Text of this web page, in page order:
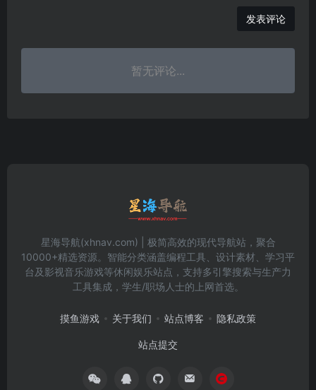
发表评论
暂无评论...
星海导航(xhnav.com) | 极简高效的现代导航站，聚合
10000+精选资源。智能分类涵盖编程工具、设计素材、学习平
台及影视音乐游戏等休闲娱乐站点，支持多引擎搜索与生产力
工具集成，学生/职场人士的上网首选。
摸鱼游戏 关于我们 站点博客 隐私政策
站点提交